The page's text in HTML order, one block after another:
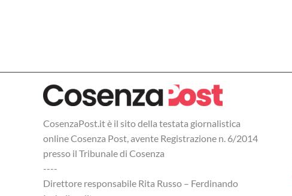
CosenzaPost.it è il sito della testata giornalistica
online Cosenza Post, avente Registrazione n. 6/2014
presso il Tribunale di Cosenza
----
Direttore responsabile Rita Russo – Ferdinando